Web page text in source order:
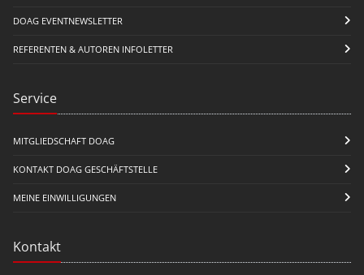
DOAG EVENTNEWSLETTER
REFERENTEN & AUTOREN INFOLETTER
Service
MITGLIEDSCHAFT DOAG
KONTAKT DOAG GESCHÄFTSTELLE
MEINE EINWILLIGUNGEN
Kontakt